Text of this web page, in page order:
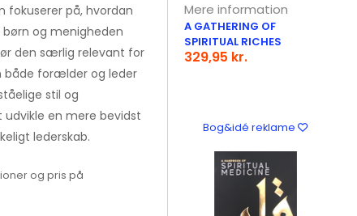
fokuserer på, hvordan
og menigheden
den særlig relevant for
både forælder og leder
stil og
en mere bevidst
lederskab.
og pris på
Mere information
A GATHERING OF
SPIRITUAL RICHES
329,95 kr.
Bog&idé reklame